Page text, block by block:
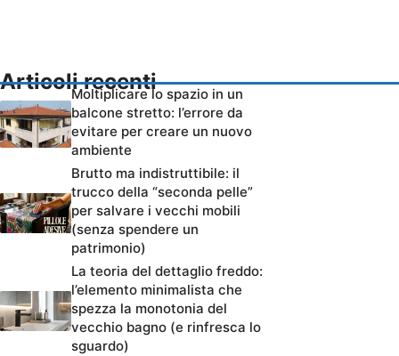
Articoli recenti
Moltiplicare lo spazio in un
balcone stretto: l’errore da
evitare per creare un nuovo
ambiente
Brutto ma indistruttibile: il
trucco della “seconda pelle”
per salvare i vecchi mobili
(senza spendere un
patrimonio)
La teoria del dettaglio freddo:
l’elemento minimalista che
spezza la monotonia del
vecchio bagno (e rinfresca lo
sguardo)